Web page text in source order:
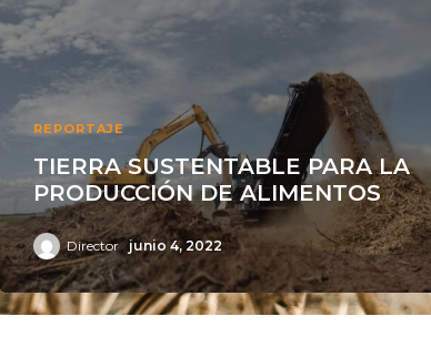
REPORTAJE
TIERRA SUSTENTABLE PARA LA
PRODUCCIÓN DE ALIMENTOS
Director junio 4, 2022